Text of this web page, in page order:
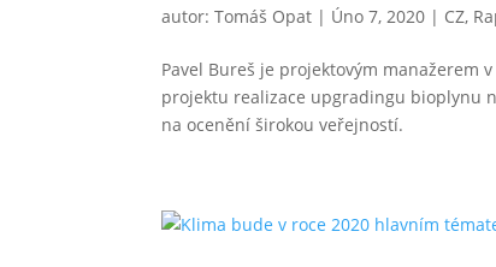
autor:Tomáš Opat | Úno 7, 2020 | CZ,
Pavel Bureš je projektovým manažerem
projektu realizace upgradingu bioplynu
na ocenění širokou veřejností.